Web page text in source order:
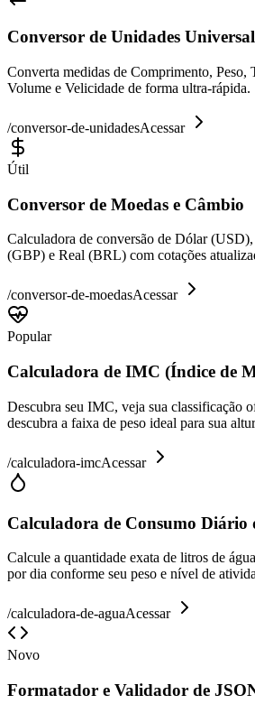
Conversor de Unidades Universal
Converta medidas de Comprimento, Peso,
Volume e Velicidade de forma ultra-rápida.
/conversor-de-unidadesAcessar
Útil
Conversor de Moedas e Câmbio
Calculadora de conversão de Dólar
(GBP) e Real (BRL) com cotações
/conversor-de-moedasAcessar
Popular
Calculadora de IMC (Índice de
Descubra seu IMC, veja sua classificação
descubra a faixa de peso ideal para sua
/calculadora-imcAcessar
Calculadora de Consumo Diário
Calcule a quantidade exata de litros de
por dia conforme seu peso e nível de
/calculadora-de-aguaAcessar
Novo
Formatador e Validador de